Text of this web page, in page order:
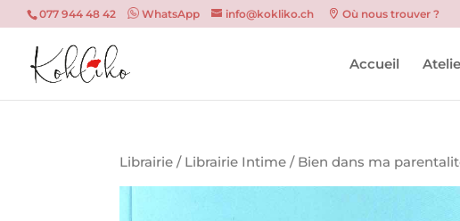
077 944 48 42 WhatsApp info@kokliko.ch Où nous trouver ?
Accueil
Librairie / Librairie Intime / Bien dans ma